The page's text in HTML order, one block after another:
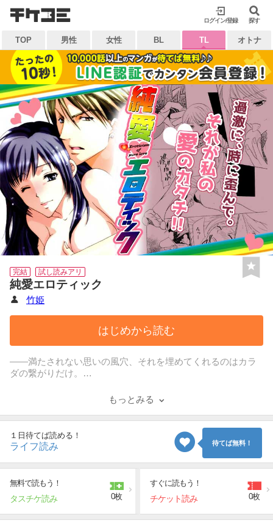
ログイン/登録 探す
TOP 男性 女性 BL TL オトナ
完結 試し読みアリ
純愛エロティック
竹姫
はじめから読む
――満たされない思いの風穴、それを埋めてくれるのはカラ
ダの繋がりだけ。
前作「恋愛万華鏡」が大ヒットの著者、竹姫。
早くもTLコミックス第２弾登場。竹姫流ハードラブロマンに
ハマれ！
もっとみる
１日待てば読める！
ライフ読み 待てば無料！
無料で読もう！
タスチケ読み 0枚
すぐに読もう！
チケット読み 0枚
検索
閉じる
キーワードから探す
各一覧から探す
ジャンル タグ
作家 作品
雑誌 出版社
マイ本棚から探す
最近読んだ作品 お気に入り